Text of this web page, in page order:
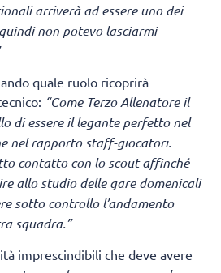
arriverà ad essere uno dei
non potevo lasciarmi
quale ruolo ricoprirà
“Come Terzo Allenatore il
di essere il legante perfetto nel
nel rapporto staff-giocatori.
contatto con lo scout affinché
allo studio delle gare domenicali
sotto controllo l’andamento
squadra.”
imprescindibili che deve avere